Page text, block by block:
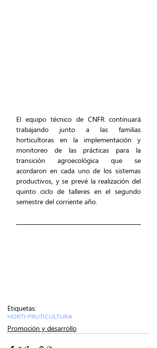
El equipo técnico de CNFR continuará
trabajando junto a las familias
horticultoras en la implementación y
monitoreo de las prácticas para la
transición agroecológica que se
acordaron en cada uno de los sistemas
productivos, y se prevé la realización del
quinto ciclo de talleres en el segundo
semestre del corriente año.
Etiquetas:
HORTI-FRUTICULTURA
Promoción y desarrollo